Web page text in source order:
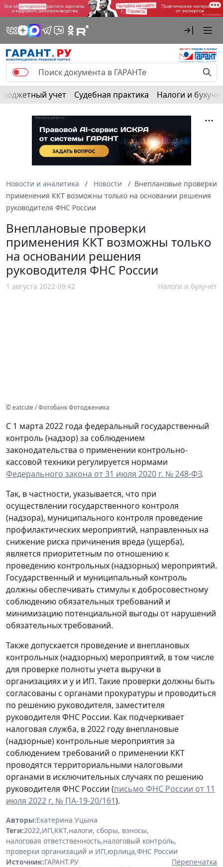
Бюджетный учет Судебная практика Налоги и
Новости и аналитика Новости
Внеплановые проверки
применения ККТ возможны только на основании решения
руководителя ФНС России
Внеплановые проверки
применения ККТ возможны только
на основании решения
руководителя ФНС России
1 августа 2022 09:42 Налоги и бухучет
© eatcute / Фотобанк Фотодженика
С 1 марта 2022 года федеральный государственный
контроль (надзор) за соблюдением
законодательства о применении контрольно-
кассовой техники регулируется нормами
Федерального закона от 31 июля 2020 г. № 248-ФЗ.
Так, в частности, указывается, что при
осуществлении государственного контроля
(надзора), муниципального контроля проведение
профилактических мероприятий, направленных на
снижение риска причинения вреда (ущерба),
является приоритетным по отношению к
проведению контрольных (надзорных) мероприятий.
Государственный и муниципальный контроль
должны обеспечивать стимулы к добросовестному
соблюдению обязательных требований и
минимизацию потенциальной выгоды от нарушений
обязательных требований.
Также допускается проведение и внеплановых
контрольных (надзорных) мероприятий, в том числе
для проверке полноты учета выручки в
организациях и у и ИП. Такие проверки должны быть
согласованы с органами прокуратуры и проводиться
по решению руководителя, заместителя
руководителя ФНС России. Как подчеркивает
налоговая служба, в 2022 году внеплановые
(надзорные) контрольные мероприятия за
соблюдением требований о применении ККТ
проводятся территориальными налоговыми
органами в исключительных случаях по решению
руководителя ФНС России (письмо ФНС России от 11
июля 2022 г. № ПА-19-20/161).
Авторы:Екатерина Уцына
Теги:2022,ИП,ККТ,налоги, сборы, взносы,
налоговая ответственность,налоговый контроль,
проверки организаций и ИП,юрлица,ФНС России
Источник:ГАРАНТ.РУ
Перепечатка